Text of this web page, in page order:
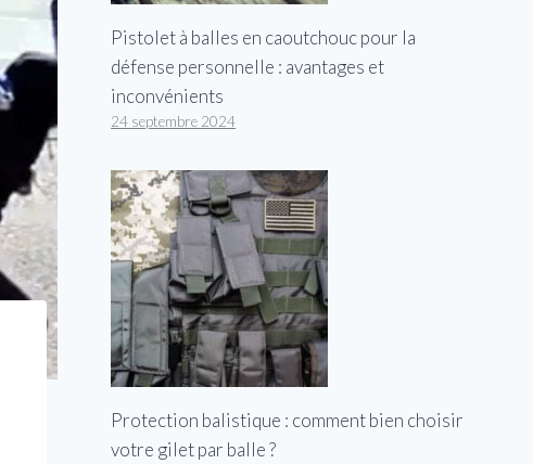
Pistolet à balles en caoutchouc pour la
défense personnelle : avantages et
inconvénients
24 septembre 2024
Protection balistique : comment bien choisir
votre gilet par balle ?